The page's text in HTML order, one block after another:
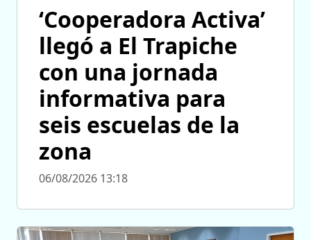
‘Cooperadora Activa’
llegó a El Trapiche
con una jornada
informativa para
seis escuelas de la
zona
06/08/2026 13:18